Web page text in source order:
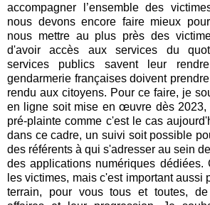
accompagner l’ensemble des
nous devons encore faire mieux
nous mettre au plus près des
d'avoir accès aux services du
services publics savent leur
gendarmerie françaises doivent
rendu aux citoyens. Pour ce faire, je
en ligne soit mise en œuvre dès 2023,
pré-plainte comme c'est le cas
dans ce cadre, un suivi soit possible
des référents à qui s'adresser au sein
des applications numériques dédiées.
les victimes, mais c'est important aussi
terrain, pour vous tous et toutes,